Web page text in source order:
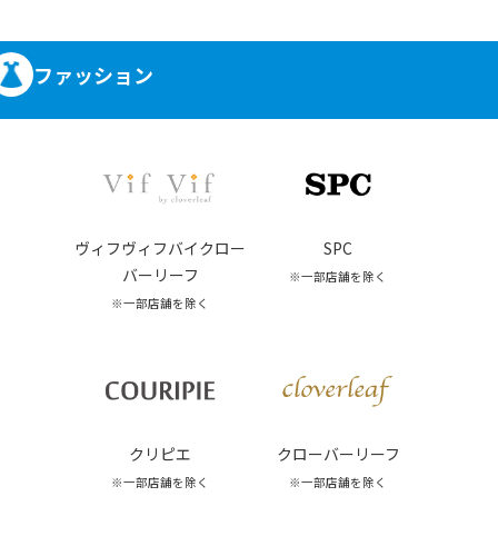
ファッション
ヴィフヴィフバイクロー
バーリーフ
※一部店舗を除く
SPC
※一部店舗を除く
クリピエ
※一部店舗を除く
クローバーリーフ
※一部店舗を除く